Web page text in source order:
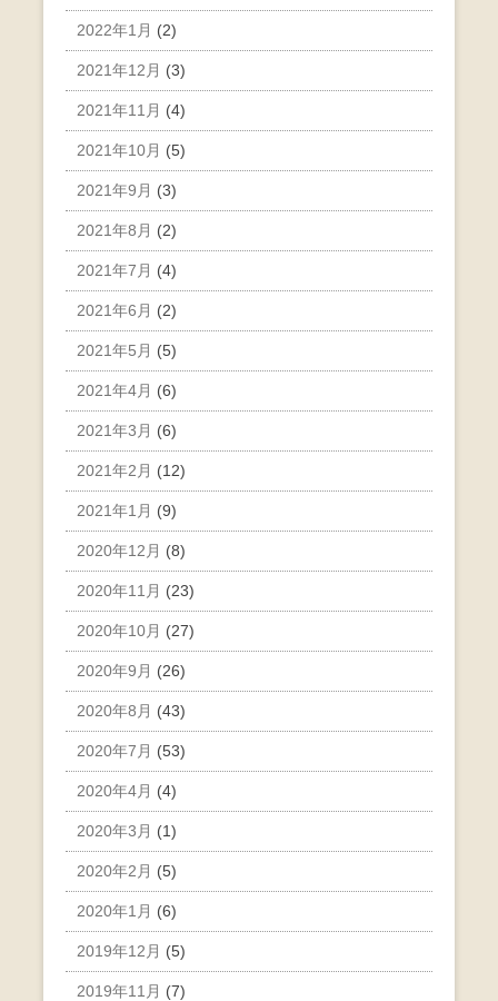
2022年1月 (2)
2021年12月 (3)
2021年11月 (4)
2021年10月 (5)
2021年9月 (3)
2021年8月 (2)
2021年7月 (4)
2021年6月 (2)
2021年5月 (5)
2021年4月 (6)
2021年3月 (6)
2021年2月 (12)
2021年1月 (9)
2020年12月 (8)
2020年11月 (23)
2020年10月 (27)
2020年9月 (26)
2020年8月 (43)
2020年7月 (53)
2020年4月 (4)
2020年3月 (1)
2020年2月 (5)
2020年1月 (6)
2019年12月 (5)
2019年11月 (7)